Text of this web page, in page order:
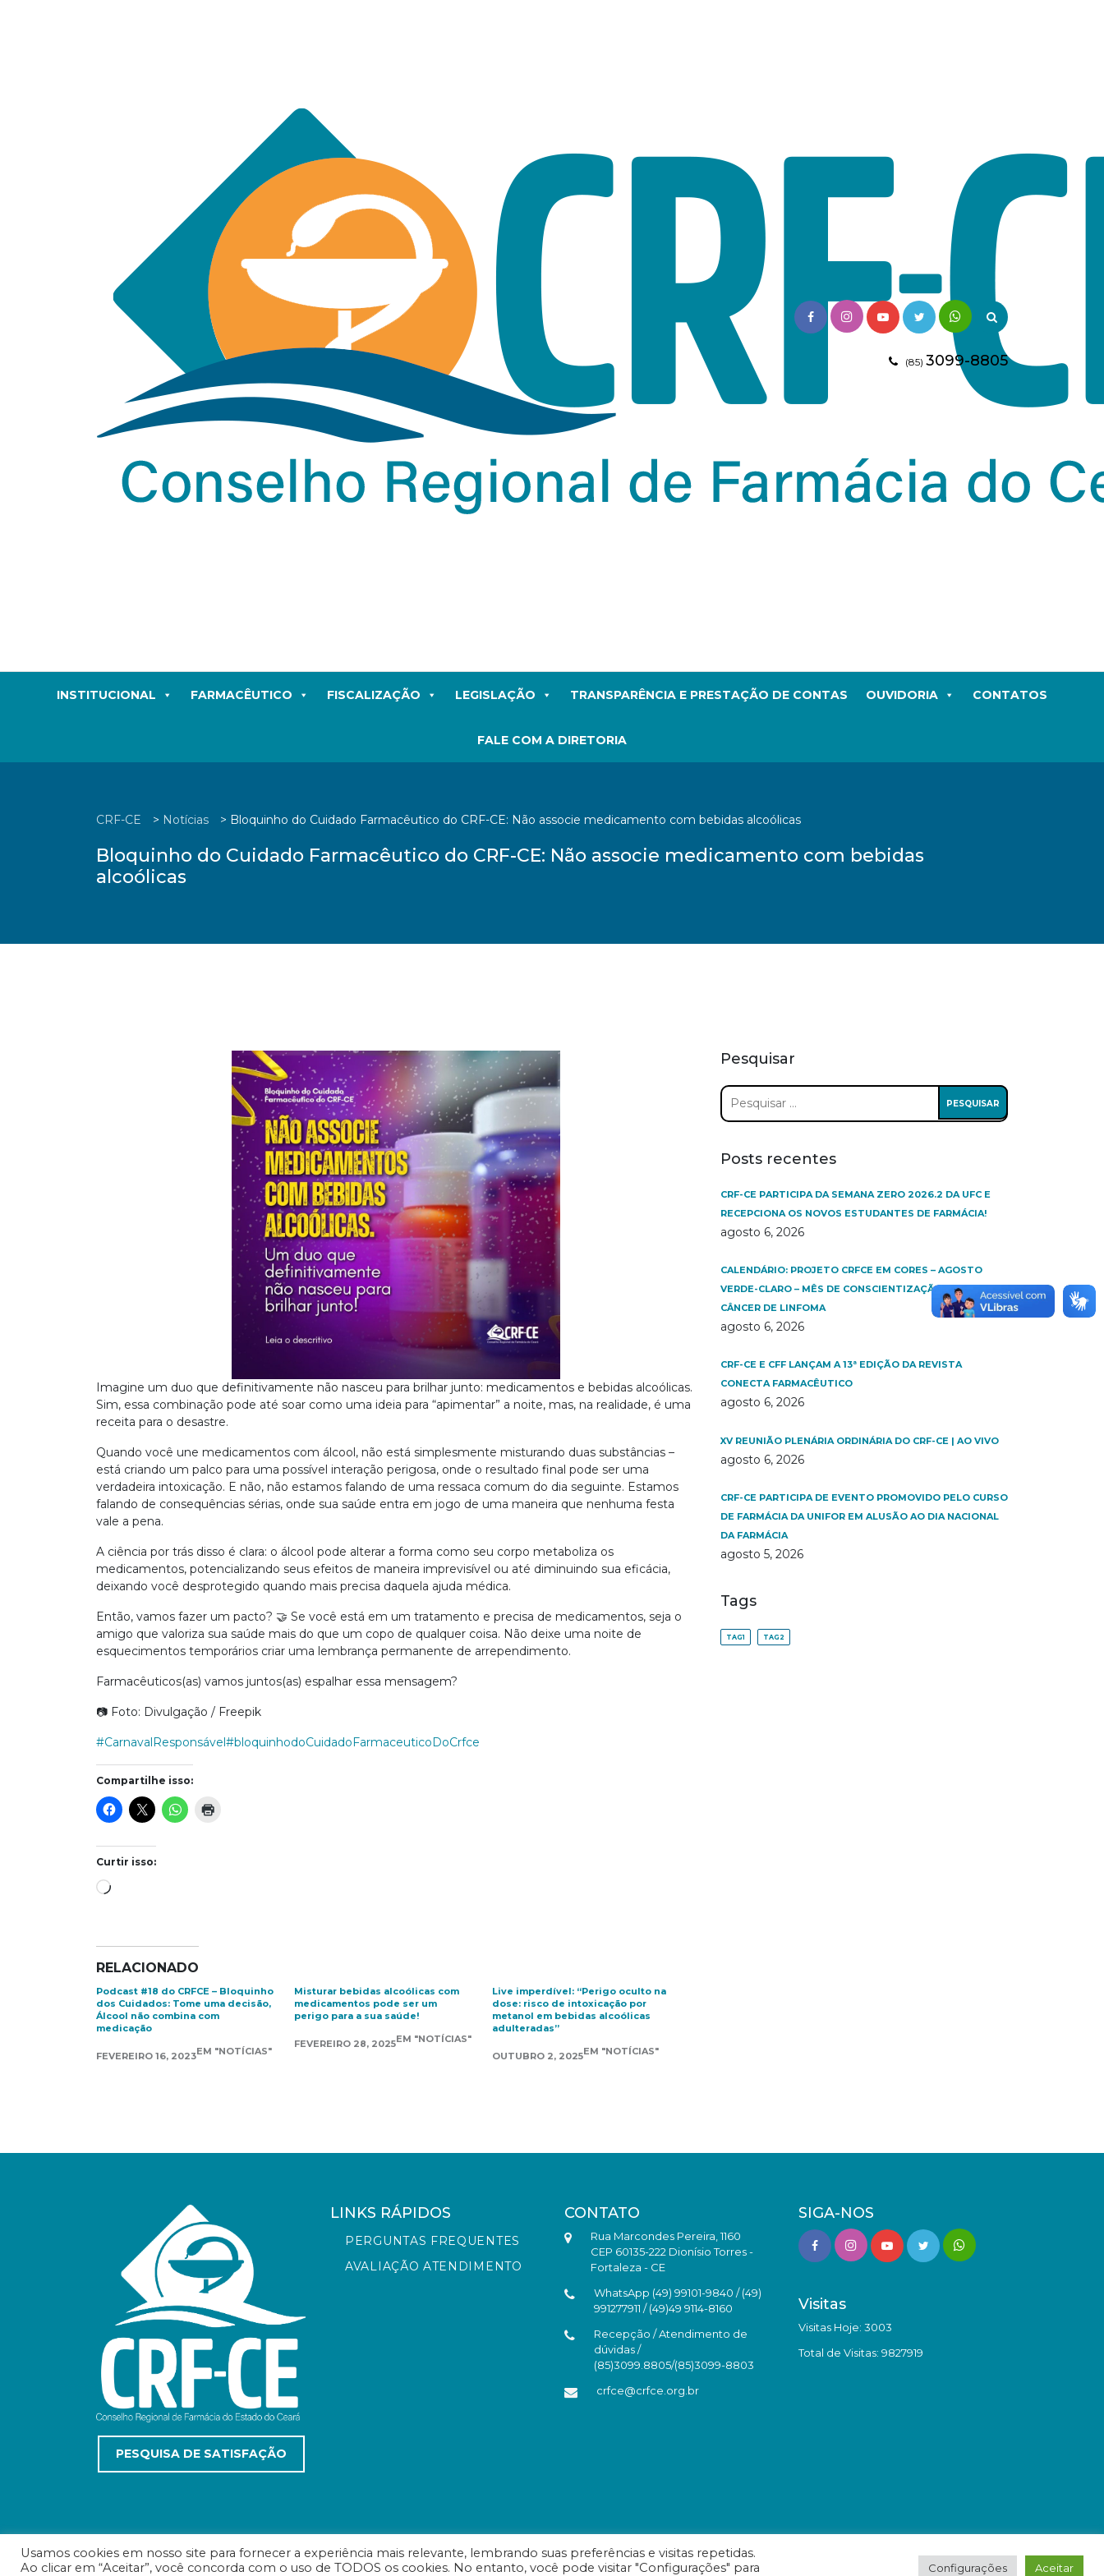
(85) 3099-8805
INSTITUCIONAL FARMACÊUTICO FISCALIZAÇÃO LEGISLAÇÃO TRANSPARÊNCIA E PRESTAÇÃO DE CONTAS OUVIDORIA CONTATOS
FALE COM A DIRETORIA
CRF-CE > Notícias > Bloquinho do Cuidado Farmacêutico do CRF-CE: Não associe medicamento com bebidas alcoólicas
Bloquinho do Cuidado Farmacêutico do CRF-CE: Não associe medicamento com bebidas
alcoólicas
Imagine um duo que definitivamente não nasceu para brilhar junto: medicamentos e bebidas alcoólicas.
Sim, essa combinação pode até soar como uma ideia para “apimentar” a noite, mas, na realidade, é uma
receita para o desastre.
Quando você une medicamentos com álcool, não está simplesmente misturando duas substâncias –
está criando um palco para uma possível interação perigosa, onde o resultado final pode ser uma
verdadeira intoxicação. E não, não estamos falando de uma ressaca comum do dia seguinte. Estamos
falando de consequências sérias, onde sua saúde entra em jogo de uma maneira que nenhuma festa
vale a pena.
A ciência por trás disso é clara: o álcool pode alterar a forma como seu corpo metaboliza os
medicamentos, potencializando seus efeitos de maneira imprevisível ou até diminuindo sua eficácia,
deixando você desprotegido quando mais precisa daquela ajuda médica.
Então, vamos fazer um pacto? 🤝 Se você está em um tratamento e precisa de medicamentos, seja o
amigo que valoriza sua saúde mais do que um copo de qualquer coisa. Não deixe uma noite de
esquecimentos temporários criar uma lembrança permanente de arrependimento.
Farmacêuticos(as) vamos juntos(as) espalhar essa mensagem?
📷️ Foto: Divulgação / Freepik
#CarnavalResponsável#bloquinhodoCuidadoFarmaceuticoDoCrfce
Compartilhe isso:
Curtir isso:
Carregando...
RELACIONADO
Podcast #18 do CRFCE – Bloquinho
dos Cuidados: Tome uma decisão,
Álcool não combina com
medicação
FEVEREIRO 16, 2023EM "NOTÍCIAS"
Misturar bebidas alcoólicas com
medicamentos pode ser um
perigo para a sua saúde!
FEVEREIRO 28, 2025EM "NOTÍCIAS"
Live imperdível: “Perigo oculto na
dose: risco de intoxicação por
metanol em bebidas alcoólicas
adulteradas”
OUTUBRO 2, 2025EM "NOTÍCIAS"
Pesquisar
Pesquisar
por:
Posts recentes
CRF-CE PARTICIPA DA SEMANA ZERO 2026.2 DA UFC E
RECEPCIONA OS NOVOS ESTUDANTES DE FARMÁCIA!
agosto 6, 2026
CALENDÁRIO: PROJETO CRFCE EM CORES – AGOSTO
VERDE-CLARO – MÊS DE CONSCIENTIZAÇÃO SOBRE O
CÂNCER DE LINFOMA
agosto 6, 2026
CRF-CE E CFF LANÇAM A 13ª EDIÇÃO DA REVISTA
CONECTA FARMACÊUTICO
agosto 6, 2026
XV REUNIÃO PLENÁRIA ORDINÁRIA DO CRF-CE | AO VIVO
agosto 6, 2026
CRF-CE PARTICIPA DE EVENTO PROMOVIDO PELO CURSO
DE FARMÁCIA DA UNIFOR EM ALUSÃO AO DIA NACIONAL
DA FARMÁCIA
agosto 5, 2026
Tags
TAG1 TAG2
PESQUISA DE SATISFAÇÃO
LINKS RÁPIDOS
PERGUNTAS FREQUENTES
AVALIAÇÃO ATENDIMENTO
CONTATO
Rua Marcondes Pereira, 1160
CEP 60135-222 Dionísio Torres -
Fortaleza - CE
WhatsApp (49) 99101-9840 / (49)
991277911 / (49)49 9114-8160
Recepção / Atendimento de
dúvidas /
(85)3099.8805/(85)3099-8803
crfce@crfce.org.br
SIGA-NOS
Visitas
Visitas Hoje: 3003
Total de Visitas: 9827919
Usamos cookies em nosso site para fornecer a experiência mais relevante, lembrando suas preferências e visitas repetidas.
Ao clicar em “Aceitar”, você concorda com o uso de TODOS os cookies. No entanto, você pode visitar "Configurações" para
Configurações Aceitar